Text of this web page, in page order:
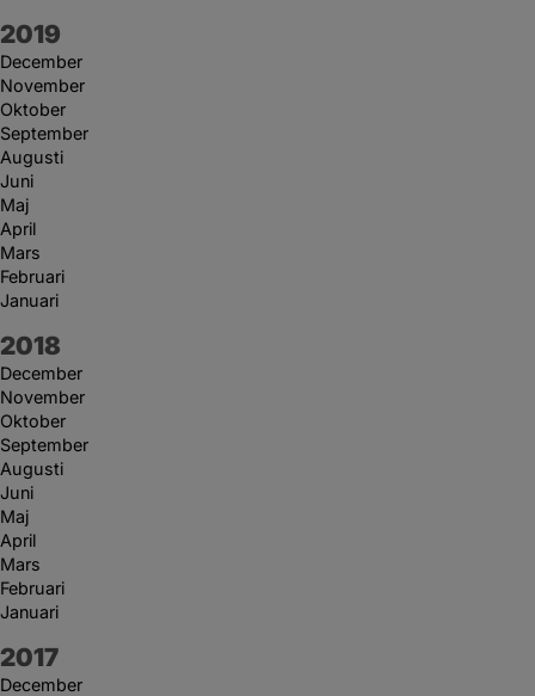
År:
2019
December
November
Oktober
September
Augusti
Juni
Maj
April
Mars
Februari
Januari
År:
2018
December
November
Oktober
September
Augusti
Juni
Maj
April
Mars
Februari
Januari
År:
2017
December